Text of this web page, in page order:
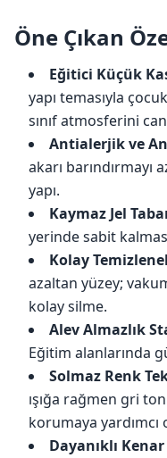
Öne Çıkan
Eğitici Küçük
yapı temasıyla
sınıf atmosferini
Antialerjik ve
akarı barındırmayı
yapı.
Kaymaz Jel
yerinde sabit
Kolay
azaltan yüzey;
kolay silme.
Alev Almazlık
Eğitim alanlarında
Solmaz Renk
ışığa rağmen gri
korumaya yardımcı
Dayanıklı